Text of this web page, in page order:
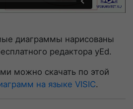
диаграммы нарисованы
редактора yEd.
можно скачать по этой
на языке VISIC.